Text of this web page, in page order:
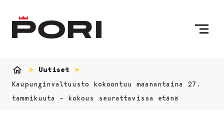
Uutiset
Kaupunginvaltuusto kokoontuu maanantaina 27.
tammikuuta – kokous seurattavissa etänä